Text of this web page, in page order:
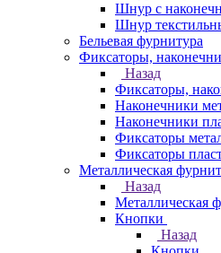
Шнур с
Шнур
Бельевая фурнитура
Фиксаторы,
Назад
Фиксаторы,
Наконечники
Наконечники
Фиксаторы
Фиксаторы
Металлическая
Назад
Металлическая
Кнопки
Назад